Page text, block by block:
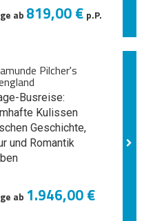
ab 819,00 € p.P.
Pilcher's
Busreise:
Kulissen
Geschichte,
und Romantik
ab 1.946,00 €